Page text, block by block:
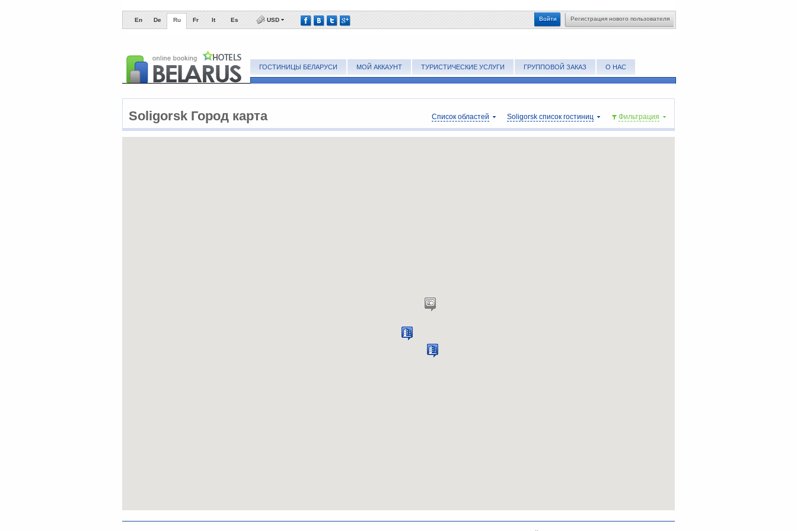
En De Ru Fr It Es USD Регистрация нового пользователя
Войти
ГОСТИНИЦЫ БЕЛАРУСИ МОЙ АККАУНТ ТУРИСТИЧЕСКИЕ УСЛУГИ ГРУППОВОЙ ЗАКАЗ О НАС
Soligorsk Город карта Фильтрация
Soligorsk список гостиниц
Список областей